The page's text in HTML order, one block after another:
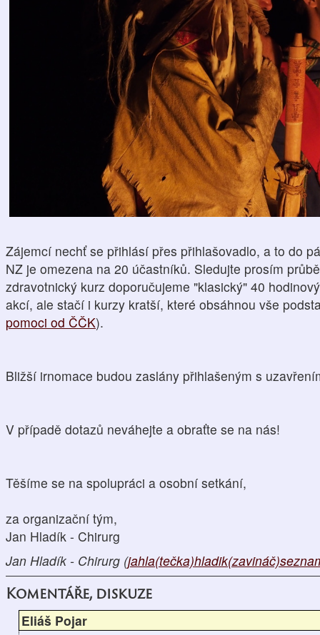
Zájemcí nechť se přihlásí přes přihlašovadlo, a to do
NZ je omezena na 20 účastníků. Sledujte prosím
zdravotnický kurz doporučujeme "klasický" 40
akcí, ale stačí i kurzy kratší, které obsáhnou vše
pomoci od ČČK).
Bližší irnomace budou zaslány přihlašeným s
V případě dotazů neváhejte a obraťte se na nás!
Těšíme se na spolupráci a osobní setkání,
za organizační tým,
Jan Hladík - Chirurg
Jan Hladík - Chirurg (
Komentáře, diskuze
Eliáš Pojar